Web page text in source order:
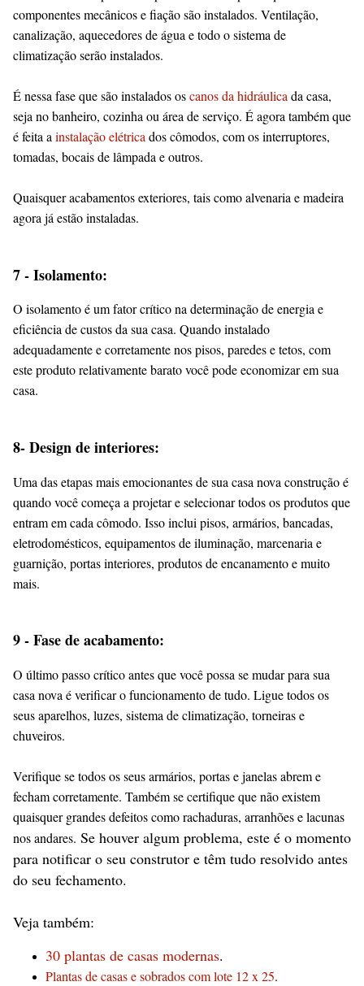
componentes mecânicos e fiação são instalados. Ventilação,
canalização, aquecedores de água e todo o sistema de
climatização serão instalados.
É nessa fase que são instalados oscanos da hidráulica da casa,
seja no banheiro, cozinha ou área de serviço. É agora também que
é feita a instalação elétrica dos cômodos, com os interruptores,
tomadas, bocais de lâmpada e outros.
Quaisquer acabamentos exteriores, tais como alvenaria e madeira
agora já estão instaladas.
7 - Isolamento:
O isolamento é um fator crítico na determinação de energia e
eficiência de custos da sua casa. Quando instalado
adequadamente e corretamente nos pisos, paredes e tetos, com
este produto relativamente barato você pode economizar em sua
casa.
8- Design de interiores:
Uma das etapas mais emocionantes de sua casa nova construção é
quando você começa a projetar e selecionar todos os produtos que
entram em cada cômodo. Isso inclui pisos, armários, bancadas,
eletrodomésticos, equipamentos de iluminação, marcenaria e
guarnição, portas interiores, produtos de encanamento e muito
mais.
9 - Fase de acabamento:
O último passo crítico antes que você possa se mudar para sua
casa nova é verificar o funcionamento de tudo. Ligue todos os
seus aparelhos, luzes, sistema de climatização, torneiras e
chuveiros.
Verifique se todos os seus armários, portas e janelas abrem e
fecham corretamente. Também se certifique que não existem
quaisquer grandes defeitos como rachaduras, arranhões e lacunas
nos andares. Se houver algum problema, este é o momento
para notificar o seu construtor e têm tudo resolvido antes
do seu fechamento.
Veja também:
30 plantas de casas modernas.
Plantas de casas e sobrados com lote 12 x 25.